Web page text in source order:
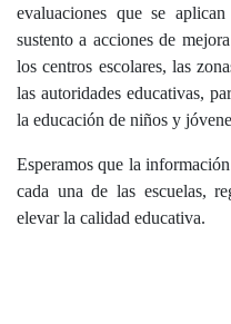
evaluaciones que se
sustento a acciones de
los centros escolares, las
las autoridades educativas,
la educación de niños y
Esperamos que la
cada una de las escuelas,
elevar la calidad educativa.